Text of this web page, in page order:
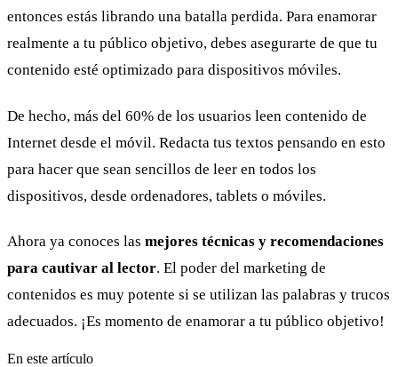
entonces estás librando una batalla perdida. Para enamorar
realmente a tu público objetivo, debes asegurarte de que tu
contenido esté optimizado para dispositivos móviles.
De hecho, más del 60% de los usuarios leen contenido de
Internet desde el móvil. Redacta tus textos pensando en esto
para hacer que sean sencillos de leer en todos los
dispositivos, desde ordenadores, tablets o móviles.
Ahora ya conoces las mejores técnicas y recomendaciones
para cautivar al lector. El poder del marketing de
contenidos es muy potente si se utilizan las palabras y trucos
adecuados. ¡Es momento de enamorar a tu público objetivo!
En este artículo